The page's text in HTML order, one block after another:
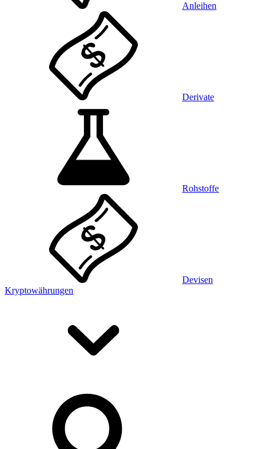
Anleihen
Derivate
Rohstoffe
Devisen
Kryptowährungen